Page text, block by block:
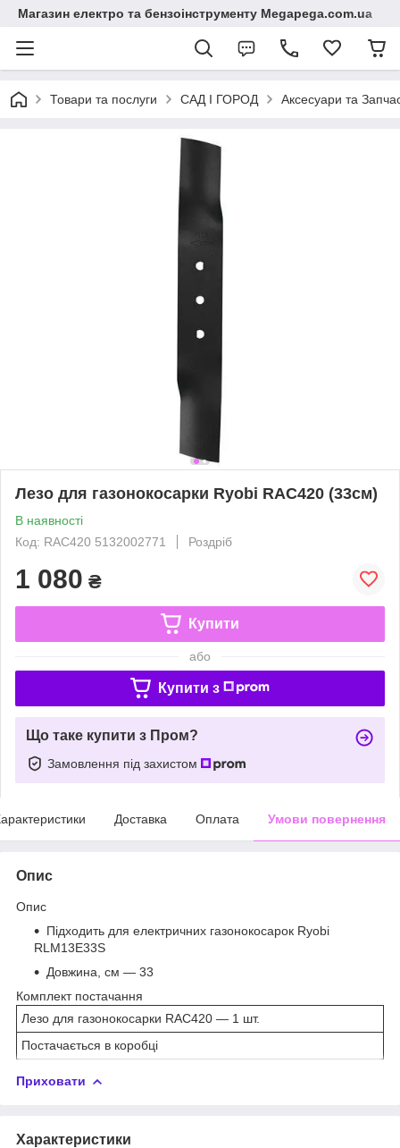
Магазин електро та бензоінструменту Megapega.com.ua
Товари та послуги САД І ГОРОД Аксесуари та
Лезо для газонокосарки Ryobi RAC420 (33см)
В наявності
Код: RAC420 5132002771
Роздріб
1 080 ₴
Купити
або
Купити з
Що таке купити з Пром?
Замовлення під захистом
Доставка Оплата Умови повернення
Опис
Опис
Підходить для електричних газонокосарок Ryobi
RLM13E33S
Довжина, см — 33
Комплект постачання
Лезо для газонокосарки RAC420 — 1 шт.
Постачається в коробці
Приховати
Характеристики